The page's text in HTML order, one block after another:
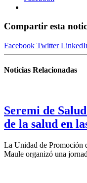
Compartir esta
Facebook Twitter
Noticias Relacionadas
Seremi de
de la salud en
La Unidad de Promoción
Maule organizó una